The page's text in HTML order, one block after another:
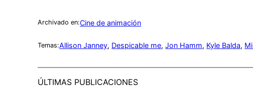
Archivado en:Cine de animación
Temas:Allison Janney, Despicable me, Jon Hamm, Kyle Balda,
ÚLTIMAS PUBLICACIONES